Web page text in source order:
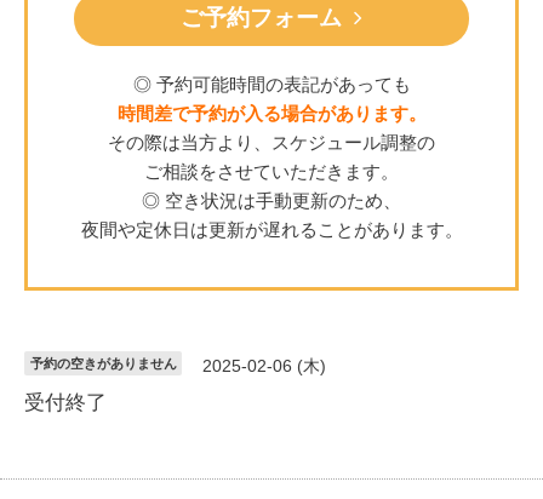
ご予約フォーム
◎ 予約可能時間の表記があっても
時間差で予約が入る場合があります。
その際は当方より、スケジュール調整の
ご相談をさせていただきます。
◎ 空き状況は手動更新のため、
夜間や定休日は更新が遅れることがあります。
予約の空きがありません 2025-02-06 (木)
受付終了